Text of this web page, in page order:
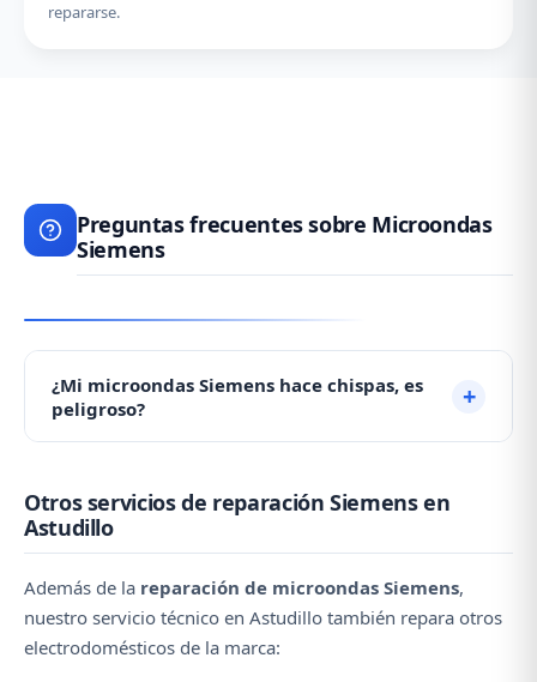
repararse.
Preguntas frecuentes sobre Microondas
Siemens
¿Mi microondas Siemens hace chispas, es
peligroso?
deteriorada debido a acumulación de grasa. No es
grave pero debe repararse. No lo use hasta que un
692 637.
Otros servicios de reparación Siemens en
Astudillo
Además de la reparación de microondas Siemens,
nuestro servicio técnico en Astudillo también repara otros
electrodomésticos de la marca: